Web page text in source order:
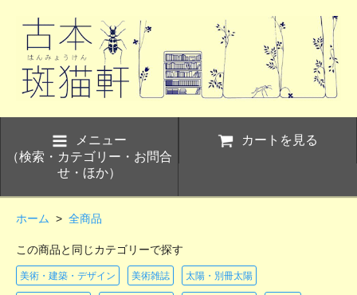
メニュー
（検索・カテゴリー・お問合
せ・ほか）
カートを見る
ホーム > 全商品
この商品と同じカテゴリーで探す
美術・建築・デザイン 美術雑誌 太陽・別冊太陽